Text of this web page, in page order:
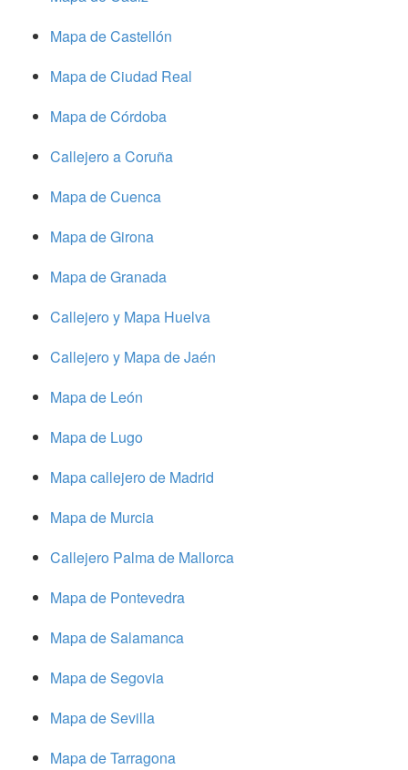
Mapa de Castellón
Mapa de Ciudad Real
Mapa de Córdoba
Callejero a Coruña
Mapa de Cuenca
Mapa de Girona
Mapa de Granada
Callejero y Mapa Huelva
Callejero y Mapa de Jaén
Mapa de León
Mapa de Lugo
Mapa callejero de Madrid
Mapa de Murcia
Callejero Palma de Mallorca
Mapa de Pontevedra
Mapa de Salamanca
Mapa de Segovia
Mapa de Sevilla
Mapa de Tarragona